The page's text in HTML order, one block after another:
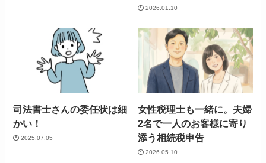
2026.01.10
司法書士さんの委任状は細
かい！
2025.07.05
女性税理士も一緒に。夫婦
2名で一人のお客様に寄り
添う相続税申告
2026.05.10